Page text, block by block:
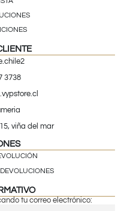
3738
viña del mar
tu correo electrónico: